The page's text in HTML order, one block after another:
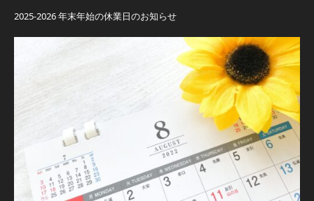
2025-2026 年末年始の休業日のお知らせ